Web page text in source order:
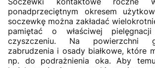
ponadprzeciętnym okresem
soczewkę można zakładać
pamiętać o właściwej
czyszczeniu. Na powierzchni
zabrudzenia i osady białkowe, które
np. do podrażnienia oka. Aby